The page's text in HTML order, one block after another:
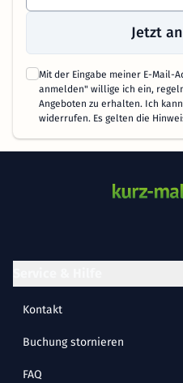
Jetzt
Mit der Eingabe meiner E-Mail-
anmelden" willige ich ein,
Angeboten zu erhalten. Ich
widerrufen. Es gelten die
Kontakt
Buchung stornieren
FAQ